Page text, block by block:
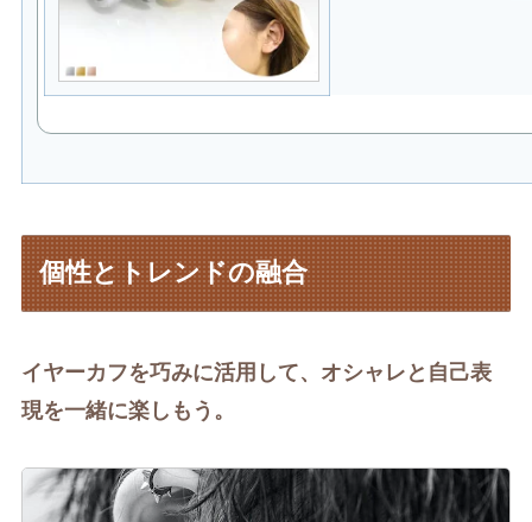
個性とトレンドの融合
イヤーカフを巧みに活用して、オシャレと自己表
現を一緒に楽しもう。